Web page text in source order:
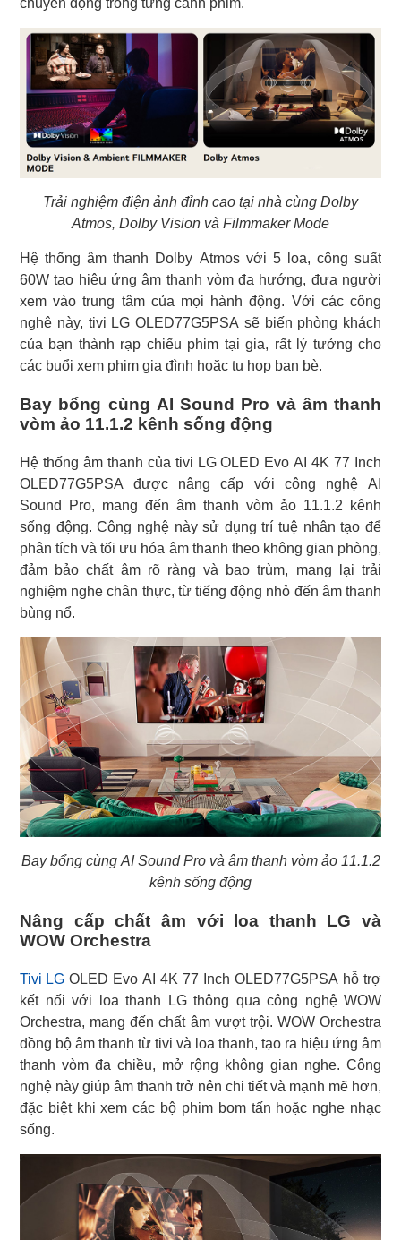
chuyển động trong từng cảnh phim.
Trải nghiệm điện ảnh đỉnh cao tại nhà cùng Dolby
Atmos, Dolby Vision và Filmmaker Mode
Hệ thống âm thanh Dolby Atmos với 5 loa, công suất
60W tạo hiệu ứng âm thanh vòm đa hướng, đưa người
xem vào trung tâm của mọi hành động. Với các công
nghệ này, tivi LG OLED77G5PSA sẽ biến phòng khách
của bạn thành rạp chiếu phim tại gia, rất lý tưởng cho
các buổi xem phim gia đình hoặc tụ họp bạn bè.
Bay bổng cùng AI Sound Pro và âm thanh
vòm ảo 11.1.2 kênh sống động
Hệ thống âm thanh của tivi LG OLED Evo AI 4K 77 Inch
OLED77G5PSA được nâng cấp với công nghệ AI
Sound Pro, mang đến âm thanh vòm ảo 11.1.2 kênh
sống động. Công nghệ này sử dụng trí tuệ nhân tạo để
phân tích và tối ưu hóa âm thanh theo không gian phòng,
đảm bảo chất âm rõ ràng và bao trùm, mang lại trải
nghiệm nghe chân thực, từ tiếng động nhỏ đến âm thanh
bùng nổ.
Bay bổng cùng AI Sound Pro và âm thanh vòm ảo 11.1.2
kênh sống động
Nâng cấp chất âm với loa thanh LG và
WOW Orchestra
Tivi LG OLED Evo AI 4K 77 Inch OLED77G5PSA hỗ trợ
kết nối với loa thanh LG thông qua công nghệ WOW
Orchestra, mang đến chất âm vượt trội. WOW Orchestra
đồng bộ âm thanh từ tivi và loa thanh, tạo ra hiệu ứng âm
thanh vòm đa chiều, mở rộng không gian nghe. Công
nghệ này giúp âm thanh trở nên chi tiết và mạnh mẽ hơn,
đặc biệt khi xem các bộ phim bom tấn hoặc nghe nhạc
sống.